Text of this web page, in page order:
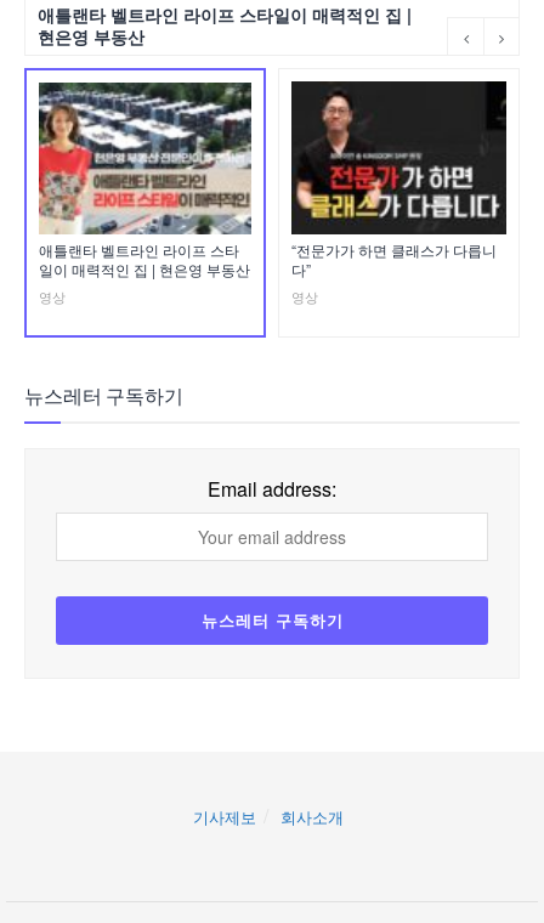
애틀랜타 벨트라인 라이프 스타일이 매력적인 집 |
현은영 부동산
애틀랜타 벨트라인 라이프 스타
일이 매력적인 집 | 현은영 부동산
영상
“전문가가 하면 클래스가 다릅니
다”
영상
뉴스레터 구독하기
Email address:
기사제보 회사소개